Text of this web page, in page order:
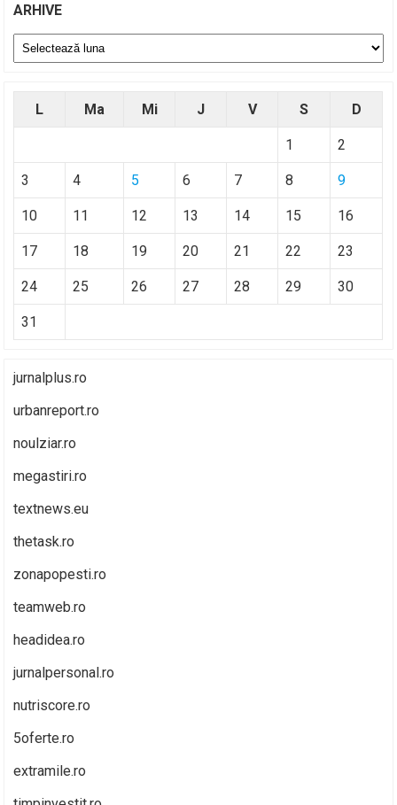
ARHIVE
Arhive
L Ma Mi J V S D
1 2
3 4 5 6 7 8 9
10 11 12 13 14 15 16
17 18 19 20 21 22 23
24 25 26 27 28 29 30
31
jurnalplus.ro
urbanreport.ro
noulziar.ro
megastiri.ro
textnews.eu
thetask.ro
zonapopesti.ro
teamweb.ro
headidea.ro
jurnalpersonal.ro
nutriscore.ro
5oferte.ro
extramile.ro